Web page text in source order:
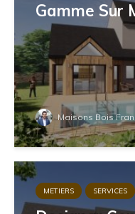
Gamme Sur
Maisons Bois
METIERS SERVICES